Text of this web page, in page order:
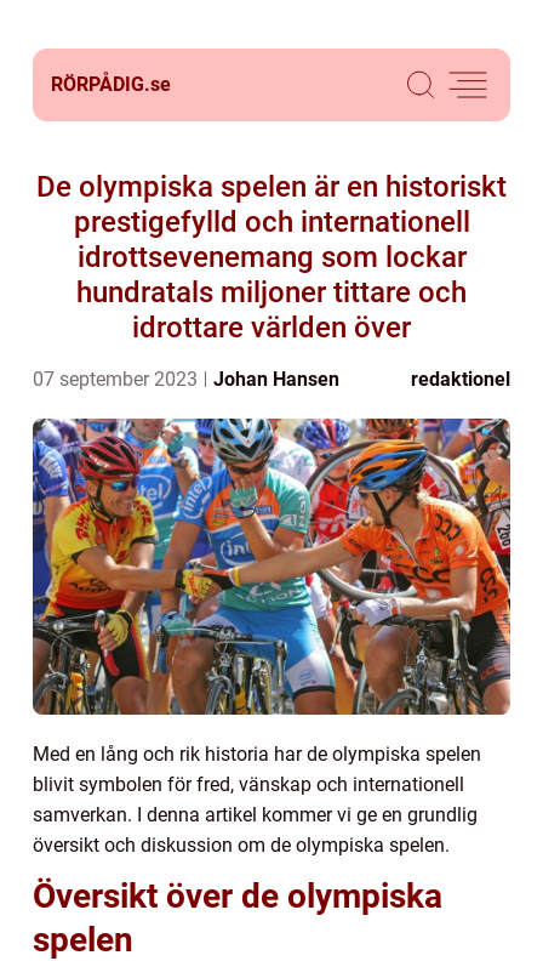
RÖRPÅDIG.se
De olympiska spelen är en historiskt
prestigefylld och internationell
idrottsevenemang som lockar
hundratals miljoner tittare och
idrottare världen över
07 september 2023 Johan Hansen redaktionel
Med en lång och rik historia har de olympiska spelen
blivit symbolen för fred, vänskap och internationell
samverkan. I denna artikel kommer vi ge en grundlig
översikt och diskussion om de olympiska spelen.
Översikt över de olympiska
spelen